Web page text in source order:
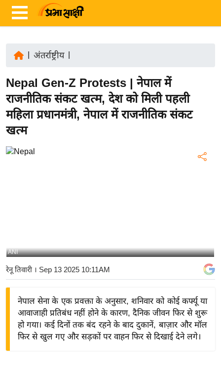
ज़ा
ख
र
ष्ट्री
बि
ने
द्यो
अंतर्राष्ट्रीय|
Nepal Gen-Z Protests | नेपाल में
राजनीतिक संकट खत्म, देश को मिली पहली
महिला प्रधानमंत्री, नेपाल में राजनीतिक संकट
खत्म
ANI
रेनू तिवारी । Sep 13 2025 10:11AM
नेपाल सेना के एक प्रवक्ता के अनुसार, शनिवार को कोई कर्फ्यू या
आवाजाही प्रतिबंध नहीं होने के कारण, दैनिक जीवन फिर से शुरू
हो गया। कई दिनों तक बंद रहने के बाद दुकानें, बाज़ार और मॉल
फिर से खुल गए और सड़कों पर वाहन फिर से दिखाई देने लगे।